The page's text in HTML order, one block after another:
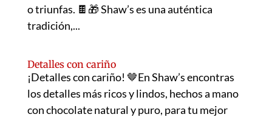
o triunfas. 🍫🎁 Shaw’s es una auténtica
tradición,...
Detalles con cariño
¡Detalles con cariño! 🤎En Shaw’s encontras
los detalles más ricos y lindos, hechos a mano
con chocolate natural y puro, para tu mejor